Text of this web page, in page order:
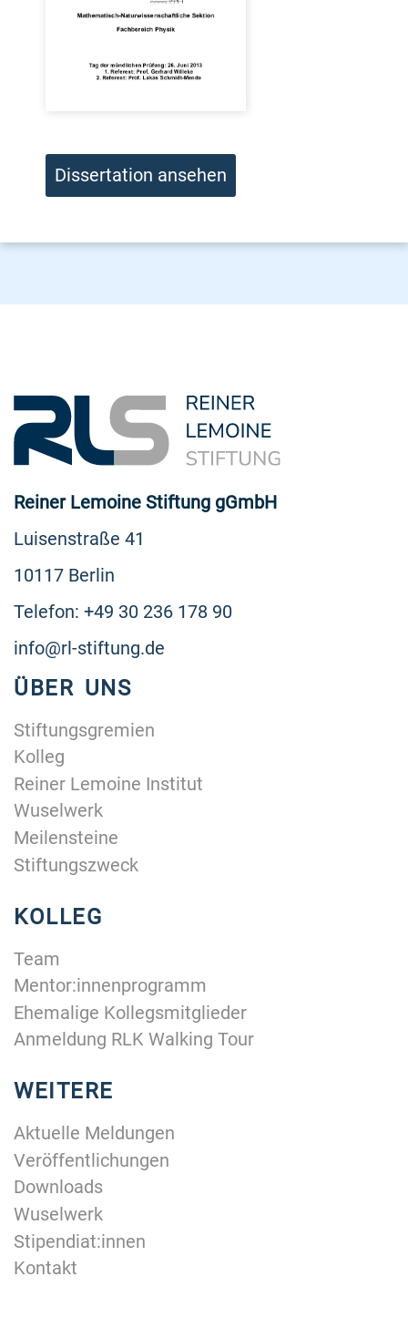
Dissertation ansehen
Reiner Lemoine Stiftung gGmbH
Luisenstraße 41
10117 Berlin
Telefon: +49 30 236 178 90
info@rl-stiftung.de
ÜBER UNS
Stiftungsgremien
Kolleg
Reiner Lemoine Institut
Wuselwerk
Meilensteine
Stiftungszweck
KOLLEG
Team
Mentor:innenprogramm
Ehemalige Kollegsmitglieder
Anmeldung RLK Walking Tour
WEITERE
Aktuelle Meldungen
Veröffentlichungen
Downloads
Wuselwerk
Stipendiat:innen
Kontakt